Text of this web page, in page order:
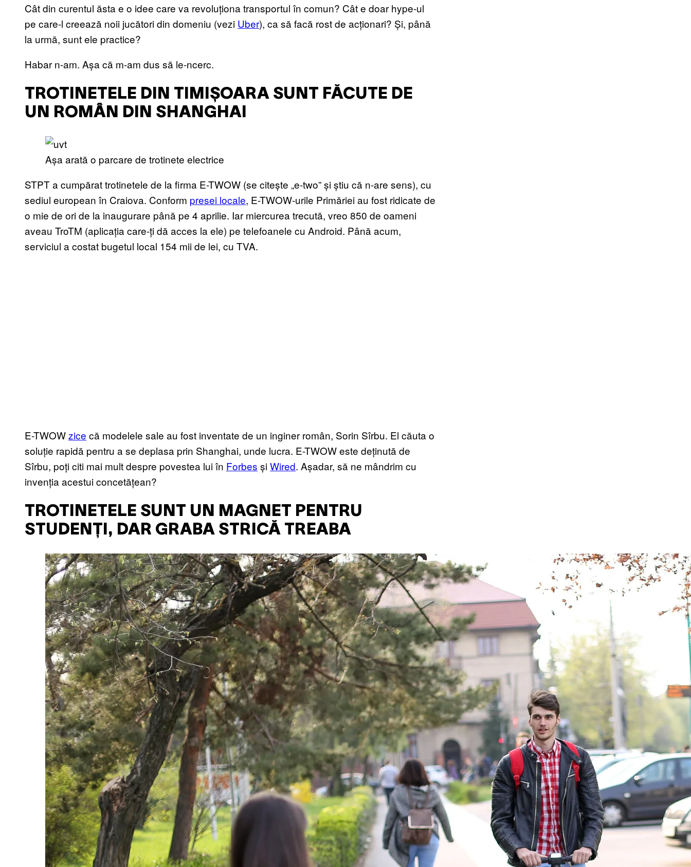
Cât din curentul ăsta e o idee care va revoluționa transportul în comun? Cât e doar hype-ul
pe care-l creează noii jucători din domeniu (vezi Uber), ca să facă rost de acționari? Și, până
la urmă, sunt ele practice?
Habar n-am. Așa că m-am dus să le-ncerc.
TROTINETELE DIN TIMIȘOARA SUNT FĂCUTE DE
UN ROMÂN DIN SHANGHAI
Așa arată o parcare de trotinete electrice
STPT a cumpărat trotinetele de la firma E-TWOW (se citește „e-two” și știu că n-are sens), cu
sediul european în Craiova. Conform presei locale, E-TWOW-urile Primăriei au fost ridicate de
o mie de ori de la inaugurare până pe 4 aprilie. Iar miercurea trecută, vreo 850 de oameni
aveau TroTM (aplicația care-ți dă acces la ele) pe telefoanele cu Android. Până acum,
serviciul a costat bugetul local 154 mii de lei, cu TVA.
E-TWOWzice că modelele sale au fost inventate de un inginer român, Sorin Sîrbu. El căuta o
soluție rapidă pentru a se deplasa prin Shanghai, unde lucra. E-TWOW este deținută de
Sîrbu, poți citi mai mult despre povestea lui în Forbes șiWired. Așadar, să ne mândrim cu
invenția acestui concetățean?
TROTINETELE SUNT UN MAGNET PENTRU
STUDENȚI, DAR GRABA STRICĂ TREABA